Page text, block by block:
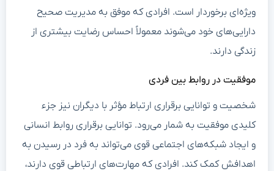
ویژه‌ای برخوردار است. افرادی که موفق به مدیریت صحیح
دارایی‌های خود می‌شوند معمولاً احساس رضایت بیشتری از
زندگی دارند.
موفقیت در روابط بین فردی
شخصیت و توانایی برقراری ارتباط مؤثر با دیگران نیز جزء
کلیدی موفقیت به شمار می‌رود. توانایی برقراری روابط انسانی
و ایجاد شبکه‌های اجتماعی قوی می‌تواند به فرد در رسیدن به
اهدافش کمک کند. افرادی که مهارت‌های ارتباطی قوی دارند،